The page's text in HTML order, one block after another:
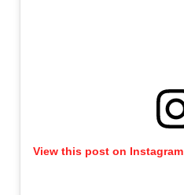
View this post on Instagram